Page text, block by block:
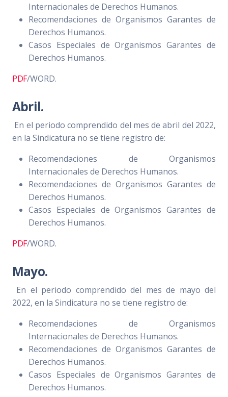
Internacionales de Derechos Humanos.
Recomendaciones de Organismos Garantes de
Derechos Humanos.
Casos Especiales de Organismos Garantes de
Derechos Humanos.
PDF/WORD.
Abril.
En el periodo comprendido del mes de abril del 2022,
en la Sindicatura no se tiene registro de:
Recomendaciones de Organismos
Internacionales de Derechos Humanos.
Recomendaciones de Organismos Garantes de
Derechos Humanos.
Casos Especiales de Organismos Garantes de
Derechos Humanos.
PDF/WORD.
Mayo.
En el periodo comprendido del mes de mayo del
2022, en la Sindicatura no se tiene registro de:
Recomendaciones de Organismos
Internacionales de Derechos Humanos.
Recomendaciones de Organismos Garantes de
Derechos Humanos.
Casos Especiales de Organismos Garantes de
Derechos Humanos.